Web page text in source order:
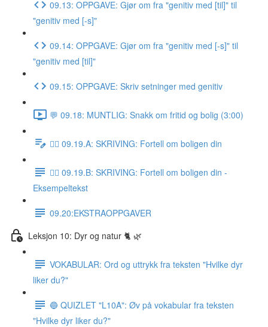
09.13: OPPGAVE: Gjør om fra "genitiv med [til]" til
"genitiv med [-s]"
09.14: OPPGAVE: Gjør om fra "genitiv med [-s]" til
"genitiv med [til]"
09.15: OPPGAVE: Skriv setninger med genitiv
💬 09.18: MUNTLIG: Snakk om fritid og bolig (3:00)
✍🏼 09.19.A: SKRIVING: Fortell om boligen din
✍🏼 09.19.B: SKRIVING: Fortell om boligen din -
Eksempeltekst
09.20:EKSTRAOPPGAVER
Leksjon 10: Dyr og natur 🐈 🌿
VOKABULAR: Ord og uttrykk fra teksten "Hvilke dyr
liker du?"
🔵 QUIZLET "L10A": Øv på vokabular fra teksten
"Hvilke dyr liker du?"